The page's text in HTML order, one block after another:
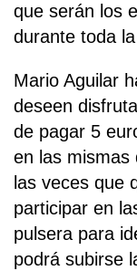
que serán los
durante toda
Mario Aguilar
deseen
de pagar 5
en las mismas
las veces que
participar en
pulsera para
podrá subirse